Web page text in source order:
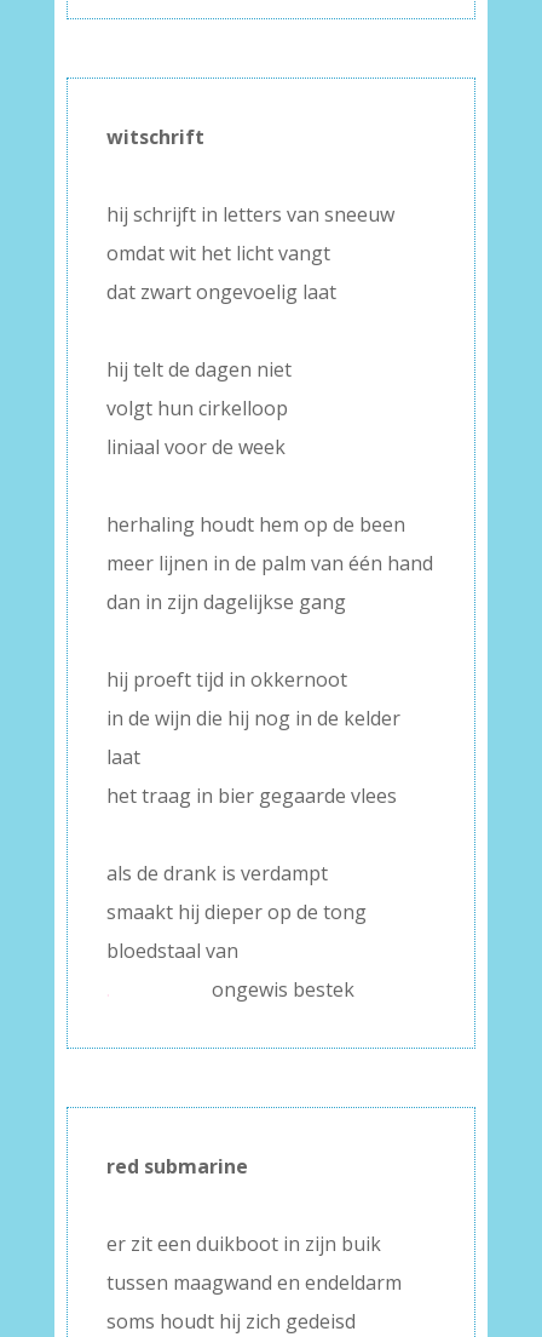
witschrift
hij schrijft in letters van sneeuw
omdat wit het licht vangt
dat zwart ongevoelig laat
hij telt de dagen niet
volgt hun cirkelloop
liniaal voor de week
herhaling houdt hem op de been
meer lijnen in de palm van één hand
dan in zijn dagelijkse gang
hij proeft tijd in okkernoot
in de wijn die hij nog in de kelder
laat
het traag in bier gegaarde vlees
als de drank is verdampt
smaakt hij dieper op de tong
bloedstaal van
.
ongewis bestek
red submarine
er zit een duikboot in zijn buik
tussen maagwand en endeldarm
soms houdt hij zich gedeisd